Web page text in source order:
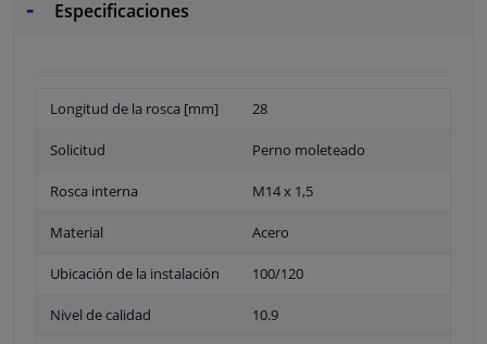
Especificaciones
Longitud de la rosca [mm] 28
Solicitud Perno moleteado
Rosca interna M14 x 1,5
Material Acero
Ubicación de la instalación 100/120
Nivel de calidad 10.9